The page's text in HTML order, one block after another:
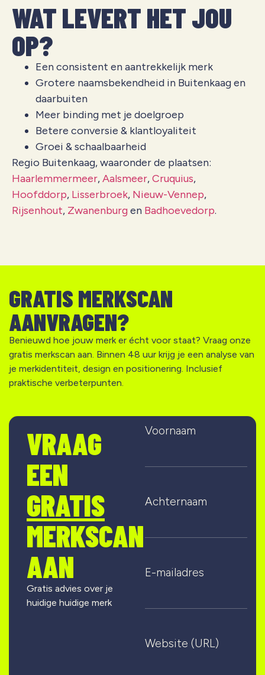
WAT LEVERT HET JOU
OP?
Een consistent en aantrekkelijk merk
Grotere naamsbekendheid in Buitenkaag en
daarbuiten
Meer binding met je doelgroep
Betere conversie & klantloyaliteit
Groei & schaalbaarheid
Regio Buitenkaag, waaronder de plaatsen:
Haarlemmermeer,Aalsmeer,Cruquius,
Hoofddorp, Lisserbroek, Nieuw-Vennep,
Rijsenhout, Zwanenburgen Badhoevedorp.
GRATIS MERKSCAN
AANVRAGEN?
Benieuwd hoe jouw merk er écht voor staat? Vraag onze
gratis merkscan aan. Binnen 48 uur krijg je een analyse van
je merkidentiteit, design en positionering. Inclusief
praktische verbeterpunten.
VRAAG
EEN
GRATIS
MERKSCAN
AAN
Gratis advies over je
huidige huidige merk
Voornaam
Achternaam
E-mailadres
Website (URL)